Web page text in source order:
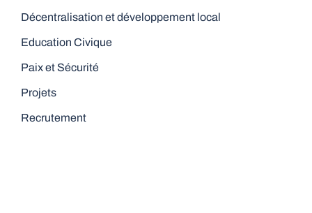
Décentralisation et développement local
Education Civique
Paix et Sécurité
Projets
Recrutement